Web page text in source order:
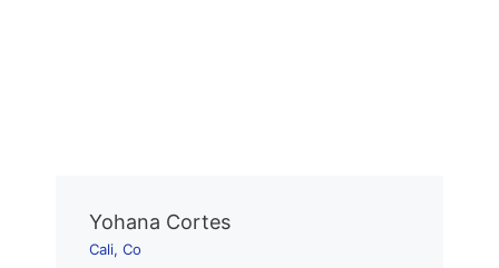
Yohana Cortes
Cali, Co